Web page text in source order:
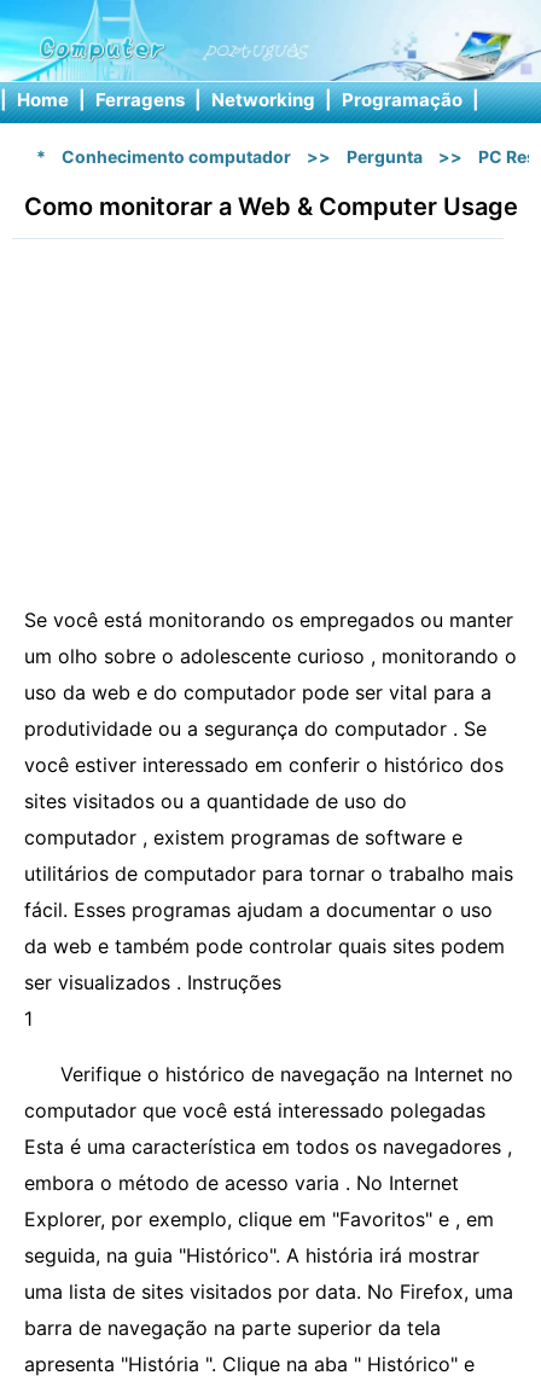
| Home | Ferragens | Networking | Programação |
* Conhecimento computador >> Pergunta >> PC
Como monitorar a Web & Computer Usage
Se você está monitorando os empregados ou manter
um olho sobre o adolescente curioso , monitorando o
uso da web e do computador pode ser vital para a
produtividade ou a segurança do computador . Se
você estiver interessado em conferir o histórico dos
sites visitados ou a quantidade de uso do
computador , existem programas de software e
utilitários de computador para tornar o trabalho mais
fácil. Esses programas ajudam a documentar o uso
da web e também pode controlar quais sites podem
ser visualizados . Instruções
1
Verifique o histórico de navegação na Internet no
computador que você está interessado polegadas
Esta é uma característica em todos os navegadores ,
embora o método de acesso varia . No Internet
Explorer, por exemplo, clique em "Favoritos" e , em
seguida, na guia "Histórico". A história irá mostrar
uma lista de sites visitados por data. No Firefox, uma
barra de navegação na parte superior da tela
apresenta "História ". Clique na aba " Histórico" e